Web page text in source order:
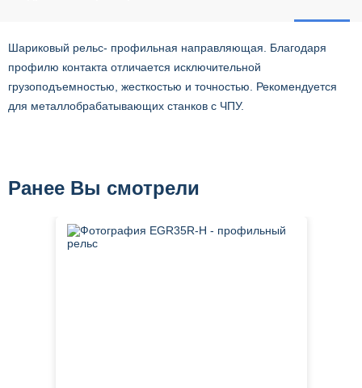
Шариковый рельс- профильная направляющая. Благодаря
профилю контакта отличается исключительной
грузоподъемностью, жесткостью и точностью. Рекомендуется
для металлобрабатывающих станков с ЧПУ.
Ранее Вы смотрели